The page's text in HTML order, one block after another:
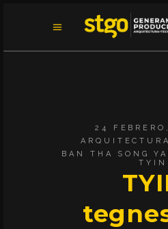
24
ARQUITECTURA
BAN THA SONG
TYIN